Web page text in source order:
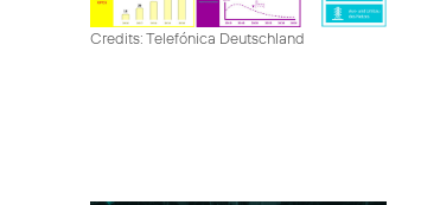
Credits: Telefónica Deutschland